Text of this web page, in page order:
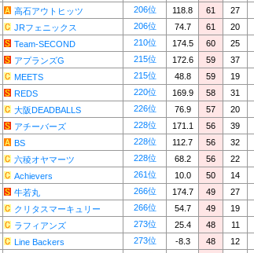
高石アウトヒッツ 206位 118.8 61 27
JRフェニックス 206位 74.7 61 20
Team-SECOND 210位 174.5 60 25
アプランズG 215位 172.6 59 37
MEETS 215位 48.8 59 19
REDS 220位 169.9 58 31
大阪DEADBALLS 226位 76.9 57 20
アチーバーズ 228位 171.1 56 39
BS 228位 112.7 56 32
六稜オヤマーツ 228位 68.2 56 22
Achievers 261位 10.0 50 14
牛若丸 266位 174.7 49 27
クリタスマーキュリー 266位 54.7 49 19
ラフィアンズ 273位 25.4 48 11
Line Backers 273位 -8.3 48 12